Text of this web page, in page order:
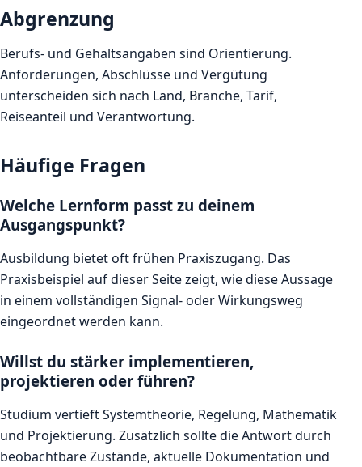
Abgrenzung
Berufs- und Gehaltsangaben sind Orientierung.
Anforderungen, Abschlüsse und Vergütung
unterscheiden sich nach Land, Branche, Tarif,
Reiseanteil und Verantwortung.
Häufige Fragen
Welche Lernform passt zu deinem
Ausgangspunkt?
Ausbildung bietet oft frühen Praxiszugang. Das
Praxisbeispiel auf dieser Seite zeigt, wie diese Aussage
in einem vollständigen Signal- oder Wirkungsweg
eingeordnet werden kann.
Willst du stärker implementieren,
projektieren oder führen?
Studium vertieft Systemtheorie, Regelung, Mathematik
und Projektierung. Zusätzlich sollte die Antwort durch
beobachtbare Zustände, aktuelle Dokumentation und